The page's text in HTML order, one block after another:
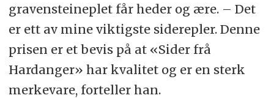
gravensteineplet får heder og ære. – Det
er ett av mine viktigste siderepler. Denne
prisen er et bevis på at «Sider frå
Hardanger» har kvalitet og er en sterk
merkevare, forteller han.